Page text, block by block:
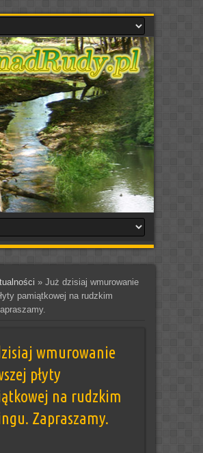
» Już dzisiaj wmurowanie
pamiątkowej na rudzkim
wmurowanie
płyty
na rudzkim
Zapraszamy.